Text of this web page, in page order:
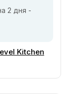
2 дня -
Kitchen